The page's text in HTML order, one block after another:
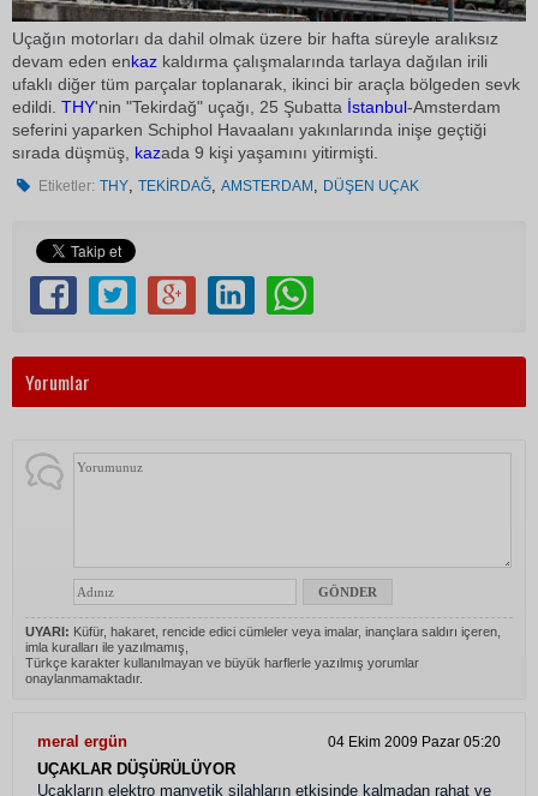
Uçağın motorları da dahil olmak üzere bir hafta süreyle aralıksız
devam eden enkaz kaldırma çalışmalarında tarlaya dağılan irili
ufaklı diğer tüm parçalar toplanarak, ikinci bir araçla bölgeden sevk
edildi. THY'nin "Tekirdağ" uçağı, 25 Şubatta İstanbul-Amsterdam
seferini yaparken Schiphol Havaalanı yakınlarında inişe geçtiği
sırada düşmüş, kazada 9 kişi yaşamını yitirmişti.
Etiketler: THY,TEKİRDAĞ,AMSTERDAM , DÜŞEN UÇAK
Yorumlar
UYARI: Küfür, hakaret, rencide edici cümleler veya imalar, inançlara saldırı içeren,
imla kuralları ile yazılmamış,
Türkçe karakter kullanılmayan ve büyük harflerle yazılmış yorumlar
onaylanmamaktadır.
meral ergün 04 Ekim 2009 Pazar 05:20
UÇAKLAR DÜŞÜRÜLÜYOR
Uçakların elektro manyetik silahların etkisinde kalmadan rahat ve